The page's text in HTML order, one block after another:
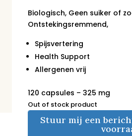
Biologisch, Geen suiker of
Ontstekingsremmend,
Spijsvertering
Health Support
Allergenen vrij
120 capsules – 325 mg
Out of stock product
Stuur mij een